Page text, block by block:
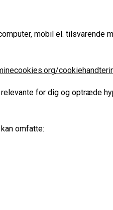
mobil el.
for dig og optræde
omfatte: